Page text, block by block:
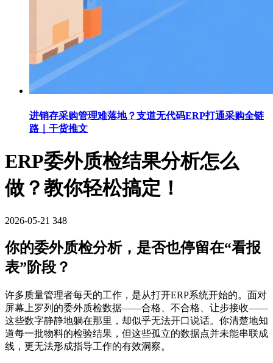
进销存采购管理难落地？支道无代码ERP打通采购全链
路｜干货推文
ERP委外质检结果分析怎么
做？教你轻松搞定！
2026-05-21 348
你的委外质检分析，是否也停留在“看报
表”阶段？
许多质量管理者每天的工作，是从打开ERP系统开始的。面对
屏幕上罗列的委外质检数据——合格、不合格、让步接收——
这些数字静静地躺在那里，却似乎无法开口说话。你清楚地知
道每一批物料的检验结果，但这些孤立的数据点并未能串联成
线，更无法形成指导工作的有效洞察。